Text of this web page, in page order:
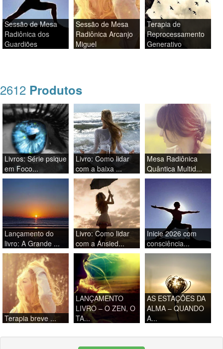
Sessão de Mesa
Radiônica dos
Guardiões
Sessão de Mesa
Radiônica Arcanjo
Miguel
Terapia de
Reprocessamento
Generativo
2612 Produtos
Livros: Série psique
em Foco...
Livro: Como lidar
com a baixa ...
Mesa Radiônica
Quântica Multid...
Lançamento do
livro: A Grande ...
Livro: Como lidar
com a Ansied...
Inicie 2026 com
consciência...
Terapia breve ...
LANÇAMENTO
LIVRO – O ZEN, O
TA...
AS ESTAÇÕES DA
ALMA – QUANDO
A...